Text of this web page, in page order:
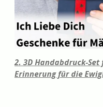
2. 3D Handabdruck-
Erinnerung für die